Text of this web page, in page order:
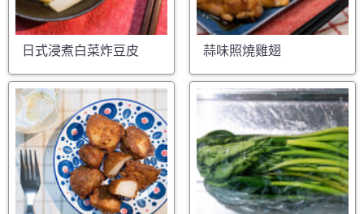
日式浸煮白菜炸豆皮 蒜味照燒雞翅